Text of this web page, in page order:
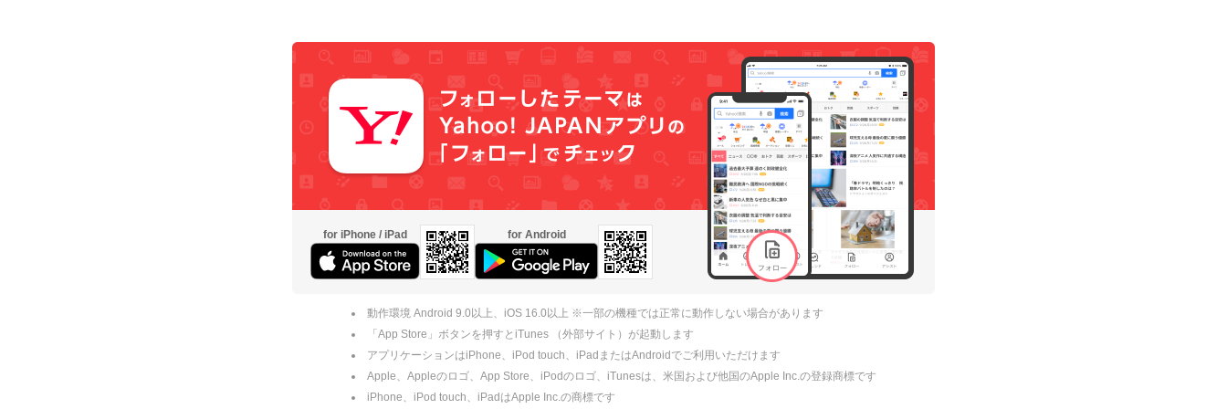
for iPhone / iPad for Android
動作環境 Android 9.0以上、iOS 16.0以上 ※一部の機種では正常に動作しない場合があります
「App Store」ボタンを押すとiTunes （外部サイト）が起動します
アプリケーションはiPhone、iPod touch、iPadまたはAndroidでご利用いただけます
Apple、Appleのロゴ、App Store、iPodのロゴ、iTunesは、米国および他国のApple Inc.の登録商標です
iPhone、iPod touch、iPadはApple Inc.の商標です